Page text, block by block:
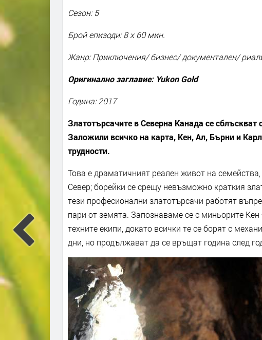
Сезон: 5
Брой епизоди: 8 x 60 мин.
Жанр: Приключения/ бизнес/ документален/
Оригинално заглавие: Yukon Gold
Година: 2017
Златотърсачите в Северна Канада се
Заложили всичко на карта, Кен, Ал, Бърни и
трудности.
Това е драматичният реален живот на
Север; борейки се срещу невъзможно краткия
тези професионални златотърсачи работят
пари от земята. Запознаваме се с миньорите
техните екипи, докато всички те се борят с
дни, но продължават да се връщат година след